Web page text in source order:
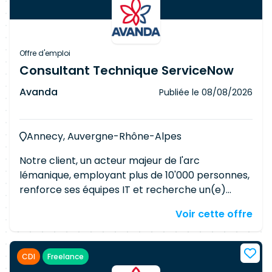
Offre d'emploi
Consultant Technique ServiceNow
Avanda Publiée le 08/08/2026
Annecy, Auvergne-Rhône-Alpes
Notre client, un acteur majeur de l'arc
lémanique, employant plus de 10'000 personnes,
renforce ses équipes IT et recherche un(e)
Développeur confirmé. Vous rejoindrez une
équipe pluridisciplinaire (chefs de projet,
architectes, gestionnaires de service, analystes
métier, développeurs) pour concevoir,
Voir cette offre
CDI Freelance